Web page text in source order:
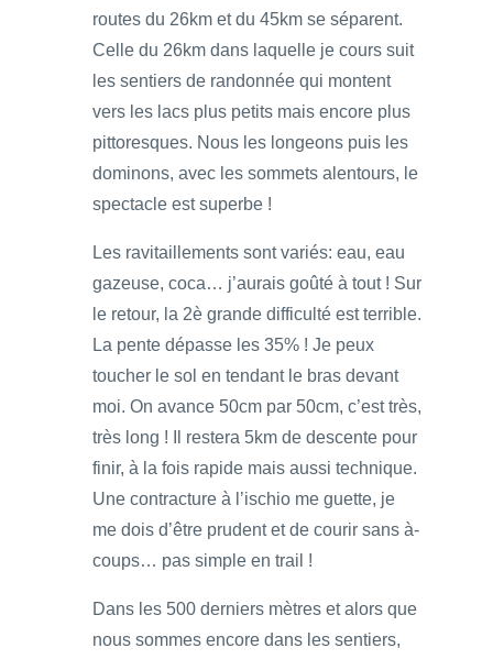
routes du 26km et du 45km se séparent.
Celle du 26km dans laquelle je cours suit
les sentiers de randonnée qui montent
vers les lacs plus petits mais encore plus
pittoresques. Nous les longeons puis les
dominons, avec les sommets alentours, le
spectacle est superbe !
Les ravitaillements sont variés: eau, eau
gazeuse, coca… j’aurais goûté à tout ! Sur
le retour, la 2è grande difficulté est terrible.
La pente dépasse les 35% ! Je peux
toucher le sol en tendant le bras devant
moi. On avance 50cm par 50cm, c’est très,
très long ! Il restera 5km de descente pour
finir, à la fois rapide mais aussi technique.
Une contracture à l’ischio me guette, je
me dois d’être prudent et de courir sans à-
coups… pas simple en trail !
Dans les 500 derniers mètres et alors que
nous sommes encore dans les sentiers,